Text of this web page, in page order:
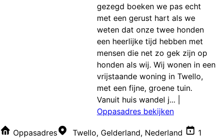
gezegd boeken we pas echt
met een gerust hart als we
weten dat onze twee honden
een heerlijke tijd hebben met
mensen die net zo gek zijn op
honden als wij. Wij wonen in een
vrijstaande woning in Twello,
met een fijne, groene tuin.
Vanuit huis wandel j...
Oppasadres bekijken
Oppasadres Twello, Gelderland, Nederland
1